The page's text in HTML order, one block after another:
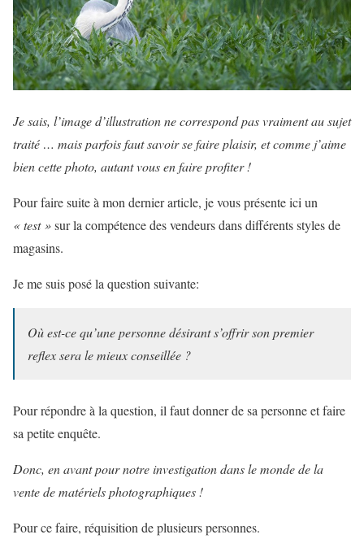
Je sais, l’image d’illustration ne correspond pas vraiment au sujet
traité … mais parfois faut savoir se faire plaisir, et comme j’aime
bien cette photo, autant vous en faire profiter !
Pour faire suite à mon dernier article, je vous présente ici un
« test »sur la compétence des vendeurs dans différents styles de
magasins.
Je me suis posé la question suivante:
Où est-ce qu’une personne désirant s’offrir son premier
reflex sera le mieux conseillée ?
Pour répondre à la question, il faut donner de sa personne et faire
sa petite enquête.
Donc, en avant pour notre investigation dans le monde de la
vente de matériels photographiques !
Pour ce faire, réquisition de plusieurs personnes.